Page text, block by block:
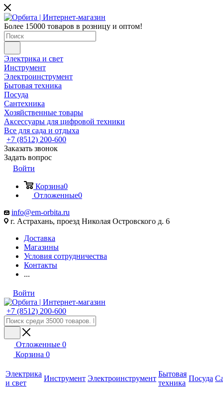
Более 15000 товаров в розницу и оптом!
Электрика и свет
Инструмент
Электроинструмент
Бытовая техника
Посуда
Сантехника
Хозяйственные товары
Аксессуары для цифровой техники
Все для сада и отдыха
+7 (8512) 200-600
Заказать звонок
Задать вопрос
Войти
Корзина0
Отложенные0
info@em-orbita.ru
г. Астрахань, проезд Николая Островского д. 6
Доставка
Магазины
Условия сотрудничества
Контакты
...
Войти
+7 (8512) 200-600
Отложенные 0
Корзина 0
Электрика
и свет
Инструмент Электроинструмент
Бытовая
техника
Посуда